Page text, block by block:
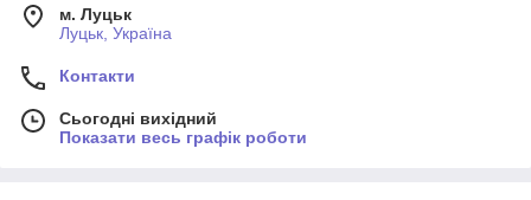
м. Луцьк
Луцьк, Україна
Контакти
Сьогодні вихідний
Показати весь графік роботи